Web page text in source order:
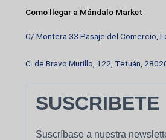
Como llegar a Mándalo Market
C/ Montera 33 Pasaje del Comercio,
C. de Bravo Murillo, 122, Tetuán,
SUSCRIBETE
Suscríbase a nuestra